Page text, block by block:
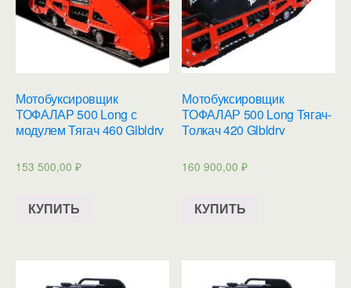
Мотобуксировщик
ТОФАЛАР 500 Long с
модулем Тягач 460 Glbldrv
153 500,00 ₽
КУПИТЬ
Мотобуксировщик
ТОФАЛАР 500 Long Тягач-
Толкач 420 Glbldrv
160 900,00₽
КУПИТЬ